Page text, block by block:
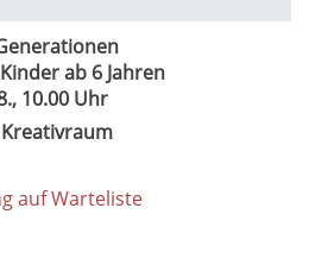
ab 6 Jahren
10.00 Uhr
auf Warteliste